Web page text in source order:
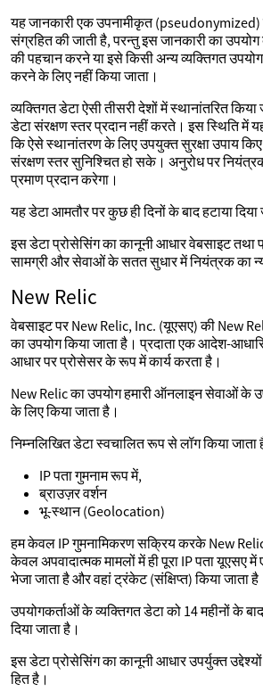
यह जानकारी एक उपनामीकृत (pseudonymized)
संग्रहित की जाती है, परन्तु इस जानकारी का
की पहचान करने या इसे किसी अन्य व्यक्तिगत
करने के लिए नहीं किया जाता।
व्यक्तिगत डेटा ऐसी तीसरी देशों में स्थानांतरित किया
डेटा संरक्षण स्तर प्रदान नहीं करते। इस स्थिति में
कि ऐसे स्थानांतरण के लिए उपयुक्त सुरक्षा उपाय किए
संरक्षण स्तर सुनिश्चित हो सके। अनुरोध पर
प्रमाण प्रदान करेगा।
यह डेटा आमतौर पर कुछ ही दिनों के बाद हटाया दिया
इस डेटा प्रोसेसिंग का कानूनी आधार वेबसाइट तथा
सामग्री और सेवाओं के सतत सुधार में नियंत्रक का
New Relic
वेबसाइट पर New Relic, Inc. (यूएसए) की New
का उपयोग किया जाता है। प्रदाता एक आदेश-
आधार पर प्रोसेसर के रूप में कार्य करता है।
New Relic का उपयोग हमारी ऑनलाइन सेवाओं के
के लिए किया जाता है।
निम्नलिखित डेटा स्वचालित रूप से लॉग किया जाता
IP पता गुमनाम रूप में,
ब्राउज़र वर्शन
भू-स्थान (Geolocation)
हम केवल IP गुमनामिकरण सक्रिय करके New
केवल अपवादात्मक मामलों में ही पूरा IP पता यूएसए
भेजा जाता है और वहां ट्रंकेट (संक्षिप्त) किया जाता
उपयोगकर्ताओं के व्यक्तिगत डेटा को 14 महीनों के
दिया जाता है।
इस डेटा प्रोसेसिंग का कानूनी आधार उपर्युक्त
हित है।